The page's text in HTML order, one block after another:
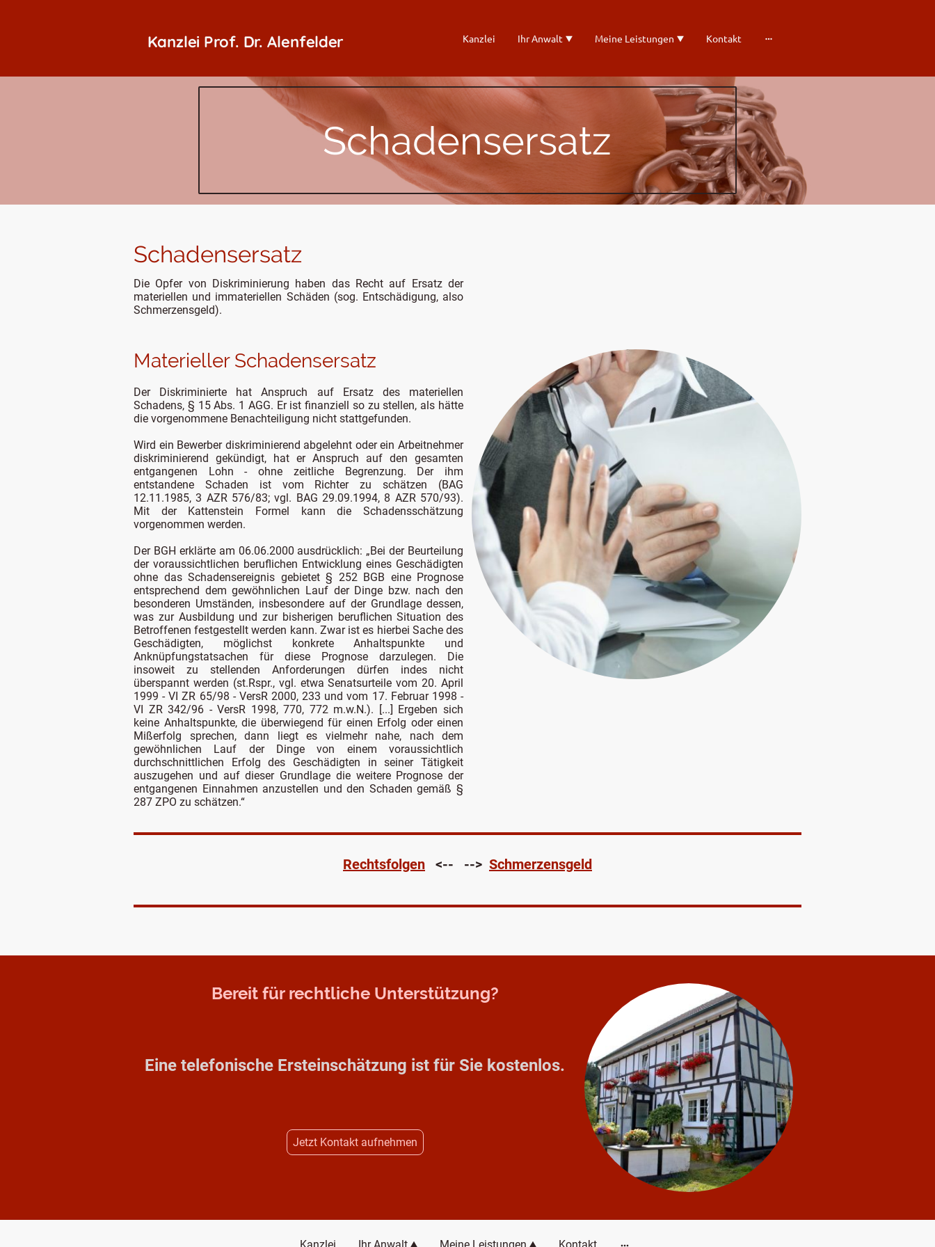
Kanzlei Prof. Dr. Alenfelder Kanzlei Ihr Anwalt Meine Leistungen Kontakt
Schadensersatz
Schadensersatz
Die Opfer von Diskriminierung haben das Recht auf Ersatz der
materiellen und immateriellen Schäden (sog. Entschädigung, also
Schmerzensgeld).
Materieller Schadensersatz
Der Diskriminierte hat Anspruch auf Ersatz des materiellen
Schadens, § 15 Abs. 1 AGG. Er ist finanziell so zu stellen, als hätte
die vorgenommene Benachteiligung nicht stattgefunden.
Wird ein Bewerber diskriminierend abgelehnt oder ein Arbeitnehmer
diskriminierend gekündigt, hat er Anspruch auf den gesamten
entgangenen Lohn - ohne zeitliche Begrenzung. Der ihm
entstandene Schaden ist vom Richter zu schätzen (BAG
12.11.1985, 3 AZR 576/83; vgl. BAG 29.09.1994, 8 AZR 570/93).
Mit der Kattenstein Formel kann die Schadensschätzung
vorgenommen werden.
Der BGH erklärte am 06.06.2000 ausdrücklich: „Bei der Beurteilung
der voraussichtlichen beruflichen Entwicklung eines Geschädigten
ohne das Schadensereignis gebietet § 252 BGB eine Prognose
entsprechend dem gewöhnlichen Lauf der Dinge bzw. nach den
besonderen Umständen, insbesondere auf der Grundlage dessen,
was zur Ausbildung und zur bisherigen beruflichen Situation des
Betroffenen festgestellt werden kann. Zwar ist es hierbei Sache des
Geschädigten, möglichst konkrete Anhaltspunkte und
Anknüpfungstatsachen für diese Prognose darzulegen. Die
insoweit zu stellenden Anforderungen dürfen indes nicht
überspannt werden (st.Rspr., vgl. etwa Senatsurteile vom 20. April
1999 - VI ZR 65/98 - VersR 2000, 233 und vom 17. Februar 1998 -
VI ZR 342/96 - VersR 1998, 770, 772 m.w.N.). [...] Ergeben sich
keine Anhaltspunkte, die überwiegend für einen Erfolg oder einen
Mißerfolg sprechen, dann liegt es vielmehr nahe, nach dem
gewöhnlichen Lauf der Dinge von einem voraussichtlich
durchschnittlichen Erfolg des Geschädigten in seiner Tätigkeit
auszugehen und auf dieser Grundlage die weitere Prognose der
entgangenen Einnahmen anzustellen und den Schaden gemäß §
287 ZPO zu schätzen.“
Rechtsfolgen <-- --> Schmerzensgeld
Bereit für rechtliche Unterstützung?
Eine telefonische Ersteinschätzung ist für Sie kostenlos.
Jetzt Kontakt aufnehmen